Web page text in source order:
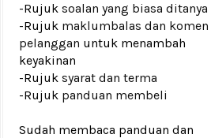
-Rujuk soalan yang biasa ditanya
-Rujuk maklumbalas dan komen
pelanggan untuk menambah
keyakinan
-Rujuk syarat dan terma
-Rujuk panduan membeli
Sudah membaca panduan dan